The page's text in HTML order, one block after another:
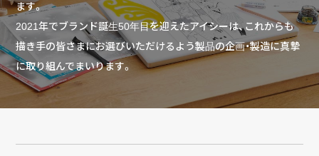
ます。
2021年でブランド誕生50年目を迎えたアイシーは、これからも
描き手の皆さまにお選びいただけるよう製品の企画・製造に真摯
に取り組んでまいります。